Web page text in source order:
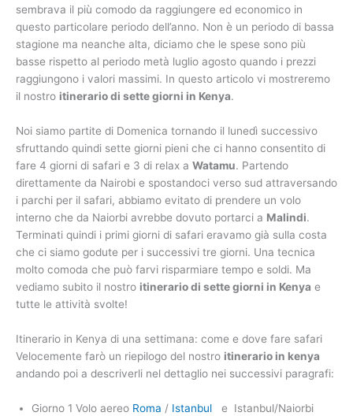
sembrava il più comodo da raggiungere ed economico in
questo particolare periodo dell’anno. Non è un periodo di bassa
stagione ma neanche alta, diciamo che le spese sono più
basse rispetto al periodo metà luglio agosto quando i prezzi
raggiungono i valori massimi. In questo articolo vi mostreremo
il nostro itinerario di sette giorni in Kenya.
Noi siamo partite di Domenica tornando il lunedì successivo
sfruttando quindi sette giorni pieni che ci hanno consentito di
fare 4 giorni di safari e 3 di relax a Watamu. Partendo
direttamente da Nairobi e spostandoci verso sud attraversando
i parchi per il safari, abbiamo evitato di prendere un volo
interno che da Naiorbi avrebbe dovuto portarci a Malindi.
Terminati quindi i primi giorni di safari eravamo già sulla costa
che ci siamo godute per i successivi tre giorni. Una tecnica
molto comoda che può farvi risparmiare tempo e soldi. Ma
vediamo subito il nostro itinerario di sette giorni in Kenya e
tutte le attività svolte!
Itinerario in Kenya di una settimana: come e dove fare safari
Velocemente farò un riepilogo del nostro itinerario in kenya
andando poi a descriverli nel dettaglio nei successivi paragrafi:
Giorno 1 Volo aereo Roma / Istanbul e Istanbul/Naiorbi